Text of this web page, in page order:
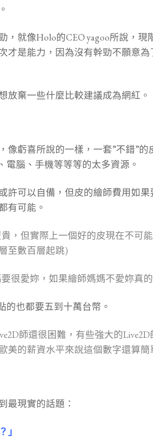
，就像Holo的CEO yagoo所說，
才是能力，因為沒有幹勁不願意
放棄一些什麼比較建議成為網紅。
像虧喜所說的一樣，一套”不錯”
電腦、手機等等等的太多資源。
許可以自備，但皮的繪師費用如
有可能。
，但實際上一個好的皮現在不可
至數百層起跳)
很愛妳，如果繪師媽媽不愛妳真
的也都要五到十萬台幣。
師還很困難，有些強大的
美的薪資水平來說這個數字還算簡
最現實的話題：
」